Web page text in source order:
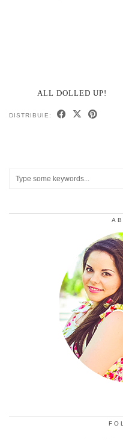
ALL DOLLED UP!
DISTRIBUIE: